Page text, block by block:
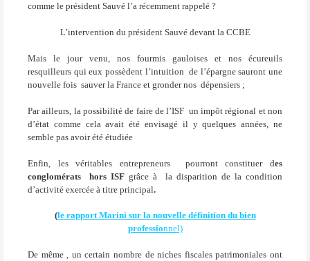
comme le président Sauvé l’a récemment rappelé ?
L’intervention du président Sauvé devant la CCBE
Mais le jour venu, nos fourmis gauloises et nos écureuils
resquilleurs qui eux possèdent l’intuition de l’épargne sauront une
nouvelle fois sauver la France et gronder nos dépensiers ;
Par ailleurs, la possibilité de faire de l’ISF un impôt régional et non
d’état comme cela avait été envisagé il y quelques années, ne
semble pas avoir été étudiée
Enfin, les véritables entrepreneurs pourront constituer des
conglomérats
hors ISF grâce à
la disparition de la condition
d’activité exercée à titre principal.
(le rapport Marini sur la nouvelle définition du bien
professionnel)
De même , un certain nombre de niches fiscales patrimoniales ont